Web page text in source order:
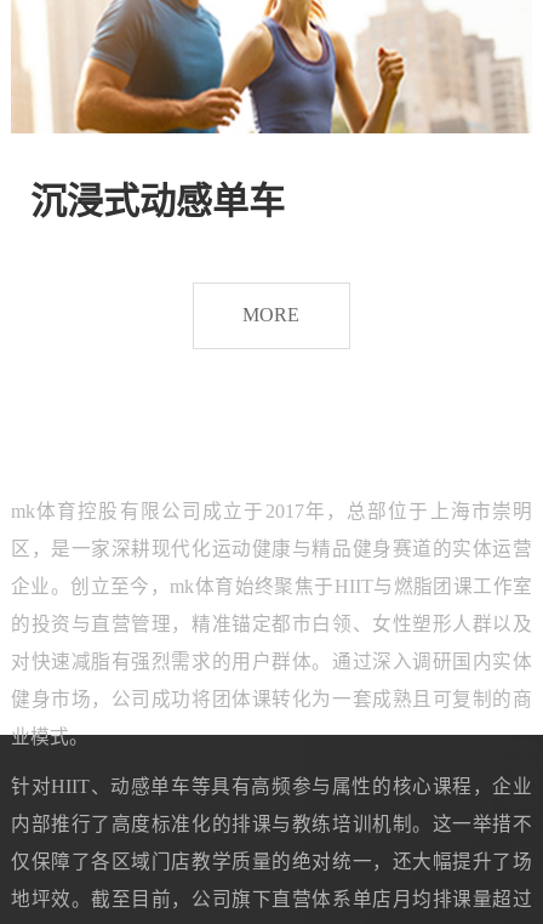
注
HIIT
燃
沉浸式动感单车
MORE
mk体育控股有限公司成立于2017年，总部位于上海市崇明
区，是一家深耕现代化运动健康与精品健身赛道的实体运营
企业。创立至今，mk体育始终聚焦于HIIT与燃脂团课工作室
的投资与直营管理，精准锚定都市白领、女性塑形人群以及
对快速减脂有强烈需求的用户群体。通过深入调研国内实体
健身市场，公司成功将团体课转化为一套成熟且可复制的商
业模式。
针对HIIT、动感单车等具有高频参与属性的核心课程，企业
内部推行了高度标准化的排课与教练培训机制。这一举措不
仅保障了各区域门店教学质量的绝对统一，还大幅提升了场
地坪效。截至目前，公司旗下直营体系单店月均排课量超过